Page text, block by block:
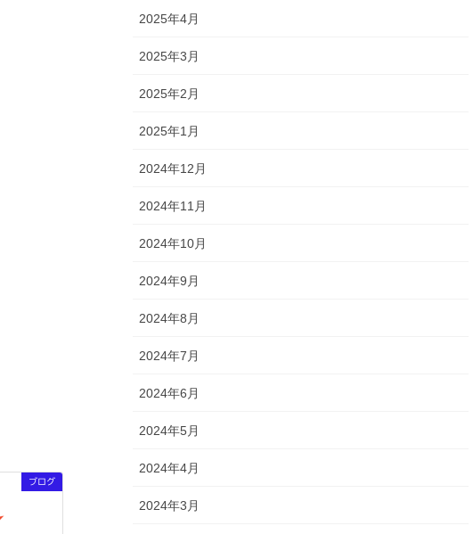
ブログ
2025年4月
2025年3月
2025年2月
2025年1月
2024年12月
2024年11月
2024年10月
2024年9月
2024年8月
2024年7月
2024年6月
2024年5月
2024年4月
2024年3月